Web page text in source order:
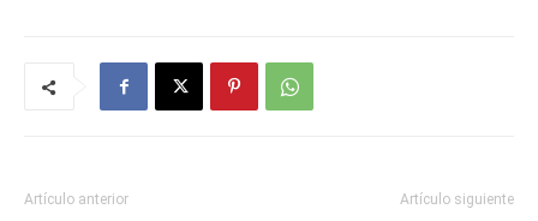
Artículo anterior Artículo siguiente